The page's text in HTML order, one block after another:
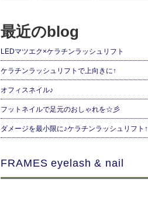
最近のblog
LEDマツエク×ケラチンラッシュリフト
ケラチンラッシュリフトで上向きに↑
オフィスネイル♪
フットネイルで足元のおしゃれを☆彡
ダメージを最小限に♪ケラチンラッシュリフト↑
FRAMES eyelash & nail